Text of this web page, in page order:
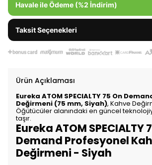
Havale ile Ödeme (%2 İndirim)
Taksit Seçenekleri
Ürün Açıklaması
Eureka ATOM SPECIALTY 75 On
Değirmeni (75 mm, Siyah), Kahve
Öğütücüler alanındaki en güncel
taşır.
Eureka ATOM SPECIALTY
Demand Profesyonel
Değirmeni - Siyah